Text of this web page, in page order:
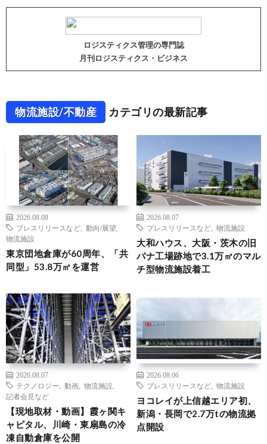
ロジスティクス管理の専門誌
月刊ロジスティクス・ビジネス
物流施設/不動産 カテゴリの最新記事
2026.08.08
プレスリリースなど
動向/展望
物流施設
東京団地倉庫が60周年、「共
同型」53.8万㎡を運営
2026.08.07
プレスリリースなど
物流施設
大和ハウス、大阪・茨木の旧
パナ工場跡地で3.1万㎡のマル
チ型物流施設着工
2026.08.07
テクノロジー
動画 物流施設
記者会見など
【現地取材・動画】霞ヶ関キ
ャピタル、川崎・東扇島の冷
凍自動倉庫を公開
2026.08.06
プレスリリースなど
物流施設
ヨコレイが上信越エリア初、
新潟・長岡で2.7万tの物流拠
点開設